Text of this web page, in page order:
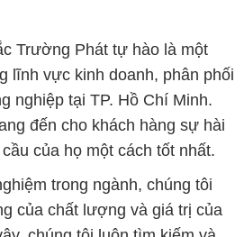
Trường Phát tự hào là một
lĩnh vực kinh doanh, phân phối
nghiệp tại TP. Hồ Chí Minh.
đến cho khách hàng sự hài
của họ một cách tốt nhất.
trong ngành, chúng tôi
của chất lượng và giá trị của